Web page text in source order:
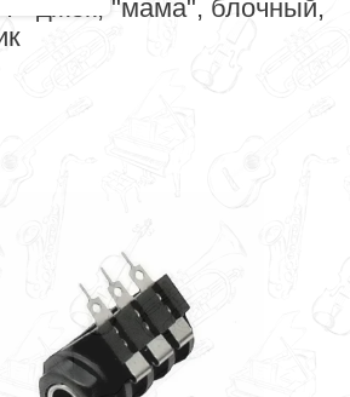
- джек, "мама", блочный,